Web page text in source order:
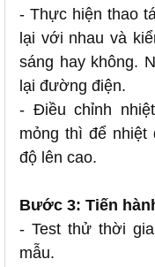
- Thực hiện thao
lại với nhau và
sáng hay không.
lại đường điện.
- Điều chỉnh
mỏng thì để nhiệt
độ lên cao.
Bước 3: Tiến
- Test thử thời
mẫu.